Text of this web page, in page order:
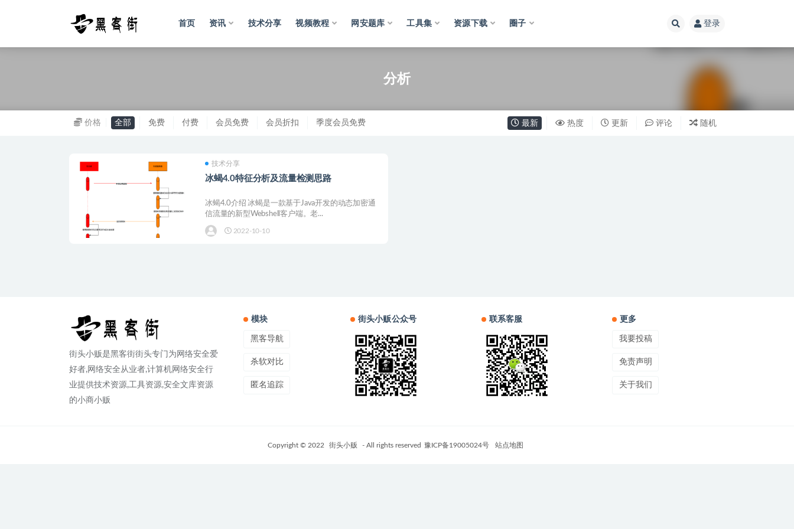
首页 资讯 技术分享 视频教程 网安题库 工具集 资源下载 圈子 登录
分析
价格 全部 免费 付费 会员免费 会员折扣 季度会员免费 最新 热度 更新 评论 随机
技术分享
冰蝎4.0特征分析及流量检测思路
冰蝎4.0介绍 冰蝎是一款基于Java开发的动态加密通
信流量的新型Webshell客户端。老...
2022-10-10
街头小贩是黑客街街头专门为网络安全爱
好者,网络安全从业者,计算机网络安全行
业提供技术资源,工具资源,安全文库资源
的小商小贩
模块
黑客导航
杀软对比
匿名追踪
街头小贩公众号 联系客服 更多
我要投稿
免责声明
关于我们
Copyright © 2022 街头小贩 - All rights reserved 豫ICP备19005024号 站点地图